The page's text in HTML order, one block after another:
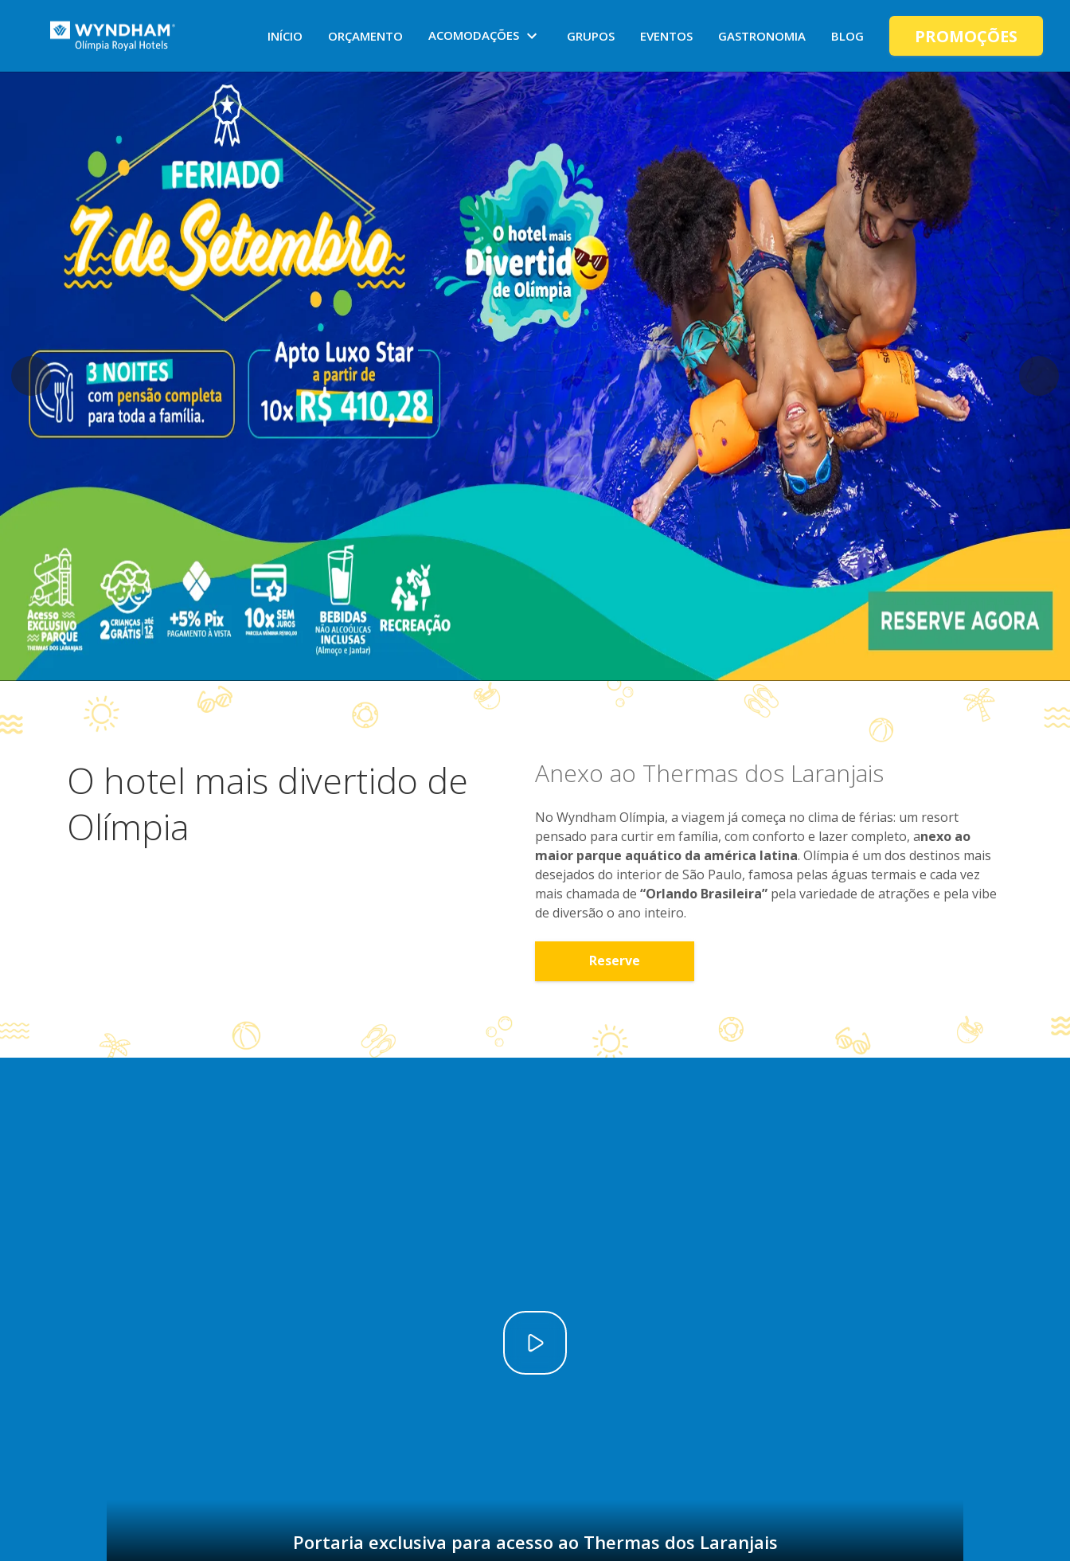
INÍCIO ORÇAMENTO ACOMODAÇÕES GRUPOS EVENTOS GASTRONOMIA BLOG PROMOÇÕES
O hotel mais divertido de
Olímpia
Anexo ao Thermas dos Laranjais
No Wyndham Olímpia, a viagem já começa no clima de férias: um resort
pensado para curtir em família, com conforto e lazer completo, anexo ao
maior parque aquático da américa latina. Olímpia é um dos destinos mais
desejados do interior de São Paulo, famosa pelas águas termais e cada vez
mais chamada de “Orlando Brasileira” pela variedade de atrações e pela vibe
de diversão o ano inteiro.
Reserve
Portaria exclusiva para acesso ao Thermas dos Laranjais